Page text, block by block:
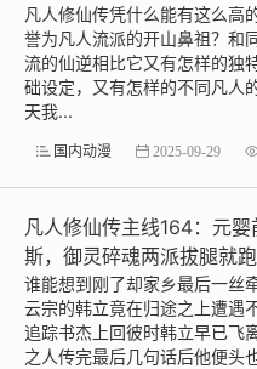
凡人修仙传凭什么能有这么高
誉为凡人流派的开山鼻祖？和
流的仙逆相比它又有怎样的独
础设定，又有怎样的不同凡人
天我...
国内动漫 2025-09-29
凡人修仙传主线164：元婴
斯，御灵碎魂两派拔腿就跑
谁能想到刚了却家乡最后一丝
云宗的韩立竟在归途之上遭遇
追踪书杰上回彼时韩立早已飞
之人传完最后几句话后他便头